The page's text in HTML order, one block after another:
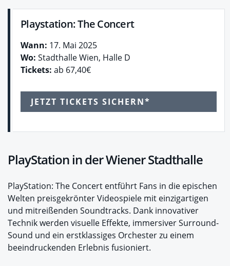
Playstation: The Concert
Wann: 17. Mai 2025
Wo: Stadthalle Wien, Halle D
Tickets: ab 67,40€
JETZT TICKETS SICHERN*
PlayStation in der Wiener Stadthalle
PlayStation: The Concert entführt Fans in die epischen
Welten preisgekrönter Videospiele mit einzigartigen
und mitreißenden Soundtracks. Dank innovativer
Technik werden visuelle Effekte, immersiver Surround-
Sound und ein erstklassiges Orchester zu einem
beeindruckenden Erlebnis fusioniert.